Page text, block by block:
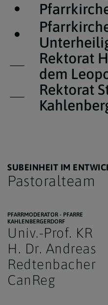
Rektorat
dem
Rektorat
SUBEINHEIT IM
Pastoralteam
PFARRMODERATOR - PFARRE
KAHLENBERGERDORF
Univ.-Prof. KR
H. Dr. Andreas
Redtenbacher
CanReg